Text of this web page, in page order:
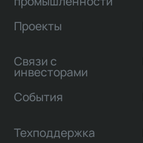
Проекты
Связи с
инвесторами
События
Техподдержка